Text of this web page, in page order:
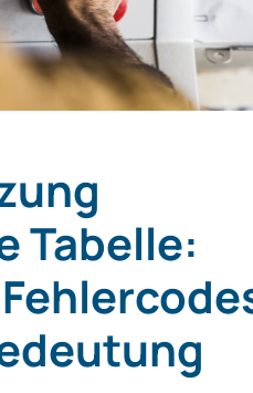
Tabelle: